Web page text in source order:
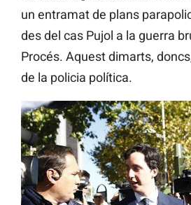
un entramat de plans
des del cas Pujol a la guerra
Procés. Aquest dimarts,
de la policia política.